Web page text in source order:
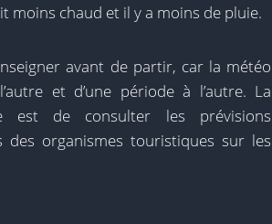
moins chaud et il y a moins de pluie.
avant de partir, car la météo
et d’une période à l’autre. La
est de consulter les prévisions
organismes touristiques sur les